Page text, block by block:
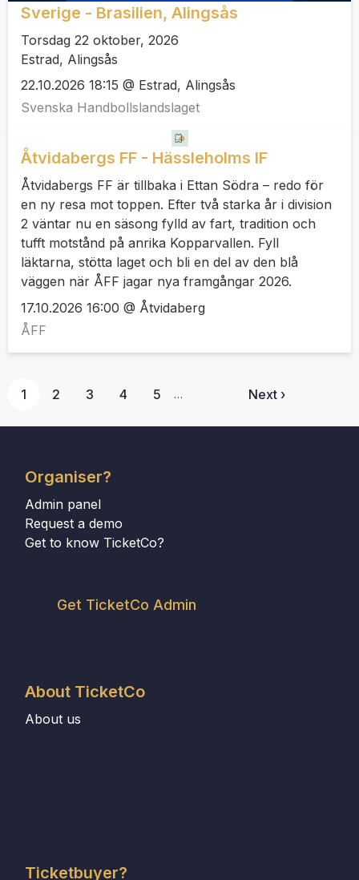
Sverige - Brasilien, Alingsås
Torsdag 22 oktober, 2026
Estrad, Alingsås
22.10.2026 18:15 @ Estrad, Alingsås
Svenska Handbollslandslaget
Åtvidabergs FF - Hässleholms IF
Åtvidabergs FF är tillbaka i Ettan Södra – redo för
en ny resa mot toppen. Efter två starka år i division
2 väntar nu en säsong fylld av fart, tradition och
tufft motstånd på anrika Kopparvallen. Fyll
läktarna, stötta laget och bli en del av den blå
väggen när ÅFF jagar nya framgångar 2026.
17.10.2026 16:00 @ Åtvidaberg
ÅFF
1 2 3 4 5 … Next ›
Organiser?
Admin panel
Request a demo
Get to know TicketCo?
Get TicketCo Admin
About TicketCo
About us
Ticketbuyer?